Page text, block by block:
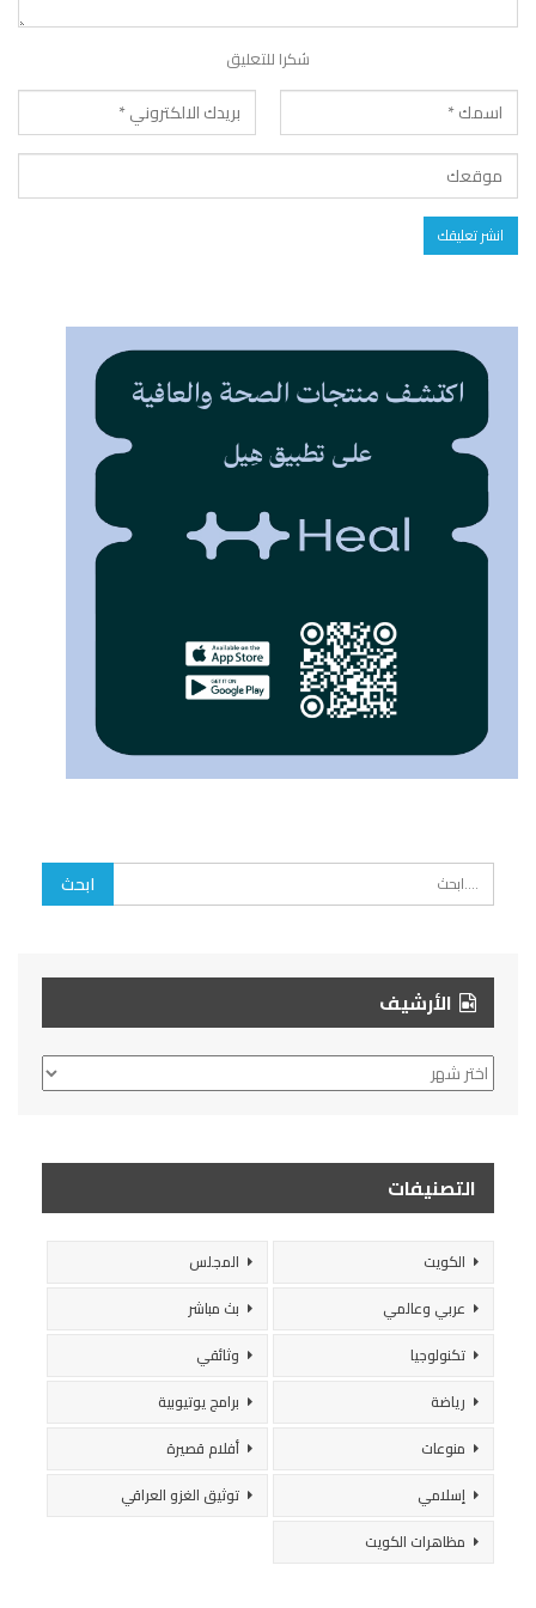
شكرا للتعليق
الأرشيف
الأرشيف
التصنيفات
الكويت
المجلس
عربي وعالمي
بث مباشر
تكنولوجيا
وثائقي
رياضة
برامج يوتيوبية
منوعات
أفلام قصيرة
إسلامي
توثيق الغزو العراقي
مظاهرات الكويت